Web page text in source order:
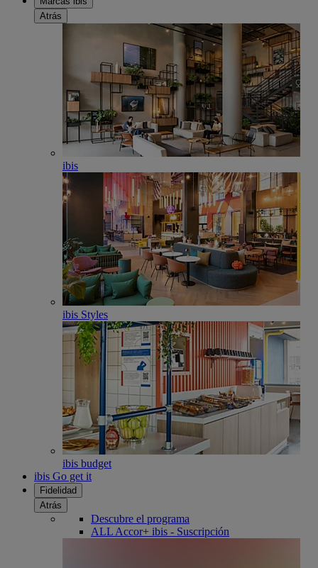
Atrás
ibis
ibis Styles
ibis budget
ibis Go get it
Fidelidad
Atrás
Descubre el programa
ALL Accor+ ibis - Suscripción